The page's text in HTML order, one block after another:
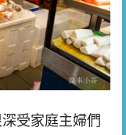
受家庭主婦們